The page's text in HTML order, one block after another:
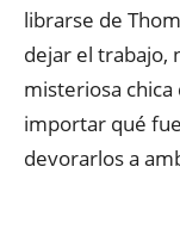
librarse de
dejar el trabajo,
misteriosa chica
importar qué
devorarlos a